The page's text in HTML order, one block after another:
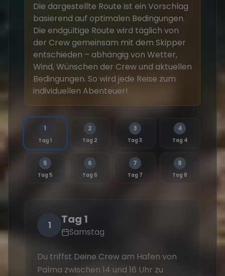
Die dargestellte Route ist ein Vorschlag
basierend auf optimalen Bedingungen.
Die endgültige Route wird täglich von
der Crew gemeinsam mit dem Skipper
entschieden – abhängig von Wetter,
Wind, Wünschen der Crew und aktuellen
Bedingungen. So wird jede Reise zum
individuellen Abenteuer!
1
Tag 1
2
Tag 2
3
Tag 3
4
Tag 4
5
Tag 5
6
Tag 6
7
Tag 7
8
Tag 8
1 Tag 1
Samstag
Du triffst Deine Crew am Hafen von
Palma zwischen 14 und 16 Uhr zu